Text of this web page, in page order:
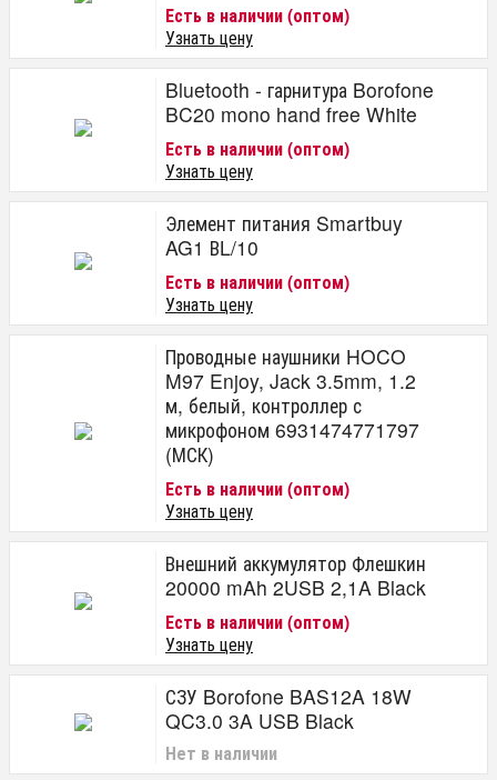
Есть в наличии (оптом)
Узнать цену
Bluetooth - гарнитура Borofone
BC20 mono hand free White
Есть в наличии (оптом)
Узнать цену
Элемент питания Smartbuy
AG1 ВL/10
Есть в наличии (оптом)
Узнать цену
Проводные наушники HOCO
M97 Enjoy, Jack 3.5mm, 1.2
м, белый, контроллер с
микрофоном 6931474771797
(МСК)
Есть в наличии (оптом)
Узнать цену
Внешний аккумулятор Флешкин
20000 mAh 2USB 2,1A Black
Есть в наличии (оптом)
Узнать цену
СЗУ Borofone BAS12A 18W
QC3.0 3A USB Black
Нет в наличии